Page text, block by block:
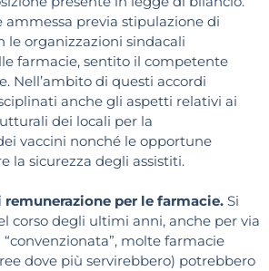
ammessa previa stipulazione di
le organizzazioni sindacali
farmacie, sentito il competente
Nell’ambito di questi accordi
anche gli aspetti relativi ai
dei locali per la
vaccini nonché le opportune
la sicurezza degli assistiti.
per le farmacie. Si
corso degli ultimi anni, anche per via
molte farmacie
dove più servirebbero) potrebbero